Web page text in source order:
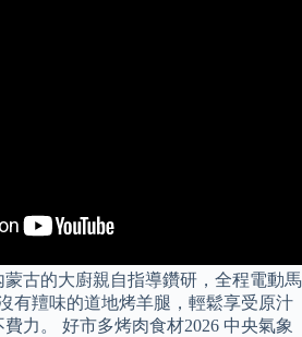
古的大廚親自指導鑽研，全程電動馬
有羶味的道地烤羊腿，輕鬆享受原汁
力。 好市多烤肉食材2026 中央氣象